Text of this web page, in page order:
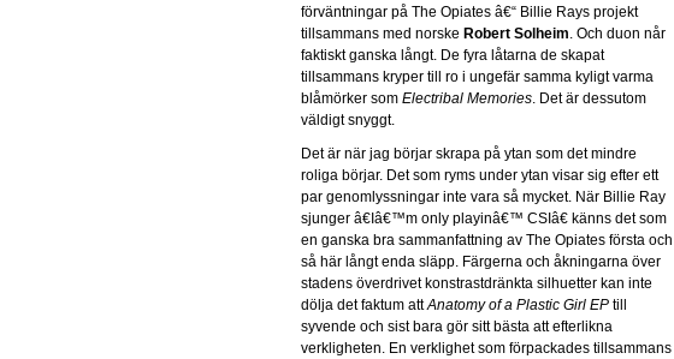
förväntningar på The Opiates â€“ Billie Rays projekt
tillsammans med norske Robert Solheim . Och duon når
faktiskt ganska långt. De fyra låtarna de skapat
tillsammans kryper till ro i ungefär samma kyligt varma
blåmörker som Electribal Memories . Det är dessutom
väldigt snyggt.
Det är när jag börjar skrapa på ytan som det mindre
roliga börjar. Det som ryms under ytan visar sig efter ett
par genomlyssningar inte vara så mycket. När Billie Ray
sjunger â€Iâ€™m only playinâ€™ CSIâ€ känns det som
en ganska bra sammanfattning av The Opiates första och
så här långt enda släpp. Färgerna och åkningarna över
stadens överdrivet konstrastdränkta silhuetter kan inte
dölja det faktum attAnatomy of a Plastic Girl EP till
syvende och sist bara gör sitt bästa att efterlikna
verkligheten. En verklighet som förpackades tillsammans